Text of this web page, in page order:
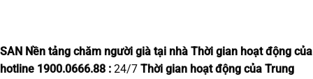
SAN Nền tảng chăm người già tại nhà Thời gian hoạt động của
hotline 1900.0666.88 : 24/7 Thời gian hoạt động của Trung